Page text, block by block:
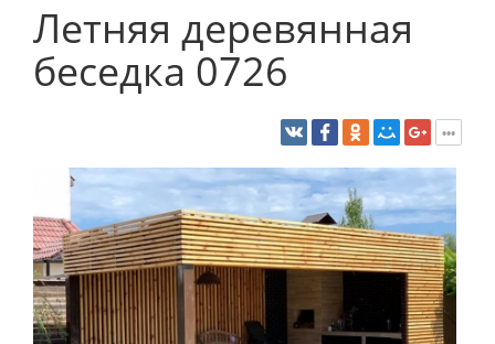
Летняя деревянная
беседка 0726